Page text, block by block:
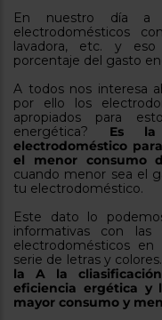
y
con
plazo
de
entrega
¿Por
te
pedimos
tu
código
postal?
Productos
En nuestro día a
electrodomésticos
lavadora, etc. y
porcentaje del gasto
A todos nos interesa
por ello los
apropiados para
energética? Es la
electrodoméstico
el menor consumo
cuando menor sea el
tu electrodoméstico.
Este dato lo
informativas con
electrodomésticos
serie de letras y
la A la
eficiencia ergética y
mayor consumo y